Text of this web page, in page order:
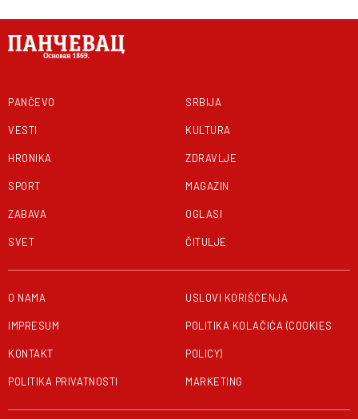
PANČEVO
VESTI
HRONIKA
SPORT
ZABAVA
SVET
SRBIJA
KULTURA
ZDRAVLJE
MAGAZIN
OGLASI
ČITULJE
O NAMA
IMPRESUM
KONTAKT
POLITIKA PRIVATNOSTI
USLOVI KORIŠĆENJA
POLITIKA KOLAČIĆA (COOKIES
POLICY)
MARKETING